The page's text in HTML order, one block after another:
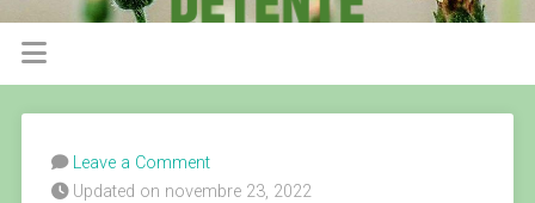
Leave a Comment
Updated on novembre 23, 2022